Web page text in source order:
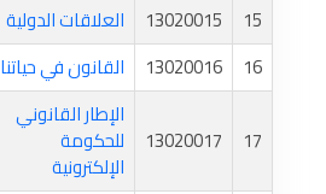
15
13020015 العلاقات الدولية
16
13020016 القانون في حياتنا
17
13020017
الإطار القانوني
للحكومة
الإلكترونية